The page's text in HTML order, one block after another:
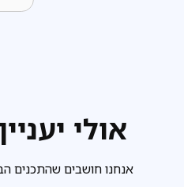
אולי
אנחנו חושבים שהתכנים